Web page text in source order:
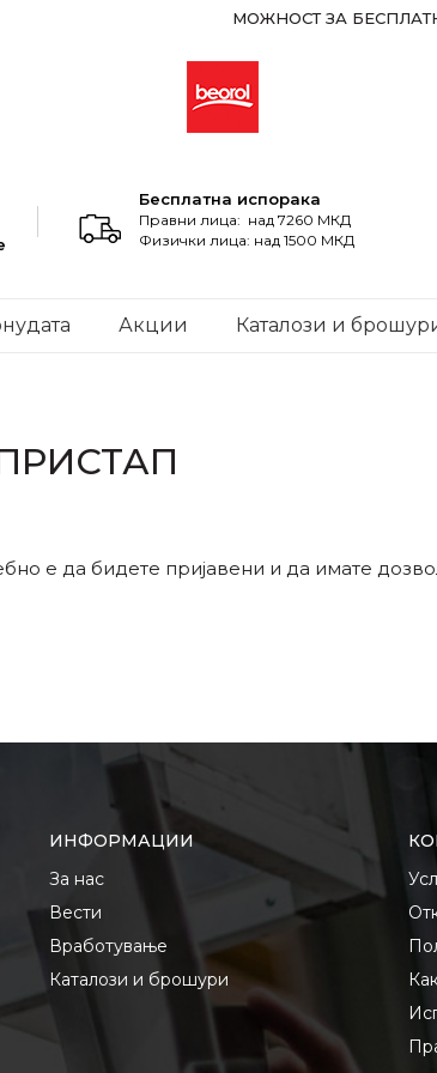
МОЖНОСТ ЗА
Бесплатна испорака
Правни лица: над 7260 МКД
Физички лица: над 1500 МКД
Акции Каталози и
е да бидете пријавени и да имате
ИНФОРМАЦИИ
За нас
Вести
Вработување
Каталози и брошури